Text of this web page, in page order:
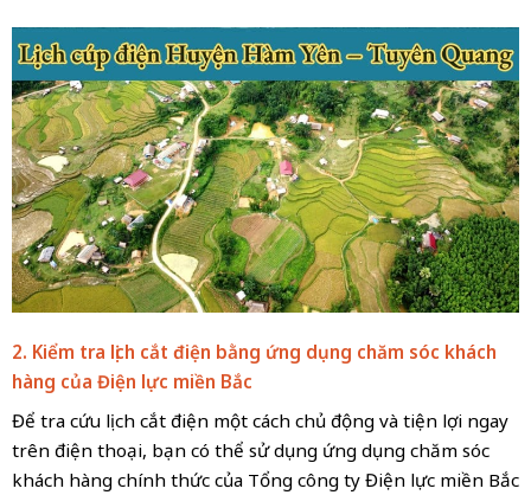
2. Kiểm tra lịch cắt điện bằng ứng dụng chăm sóc khách
hàng của Điện lực miền Bắc
Để tra cứu lịch cắt điện một cách chủ động và tiện lợi ngay
trên điện thoại, bạn có thể sử dụng ứng dụng chăm sóc
khách hàng chính thức của Tổng công ty Điện lực miền Bắc